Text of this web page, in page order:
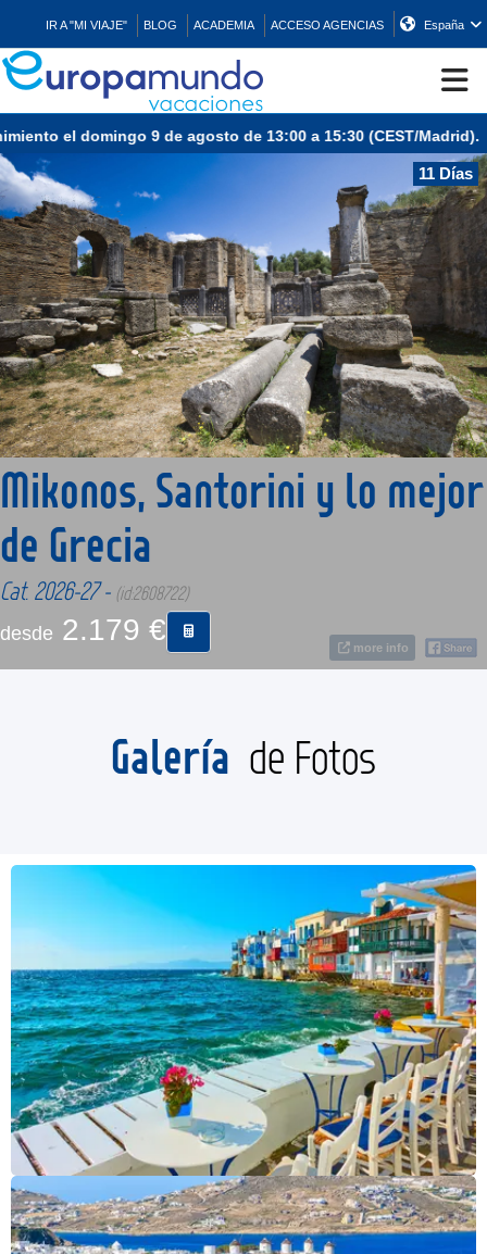
IR A "MI VIAJE" BLOG ACADEMIA ACCESO AGENCIAS España
CRUCEROS
ASIA
ORIENTE
PROMOCIONES
COMPRAR
11 Días
more info
Mikonos, Santorini y lo mejor
de Grecia
Cat. 2026-27 - (id:2608722)
desde 2.179 €
Galería de Fotos